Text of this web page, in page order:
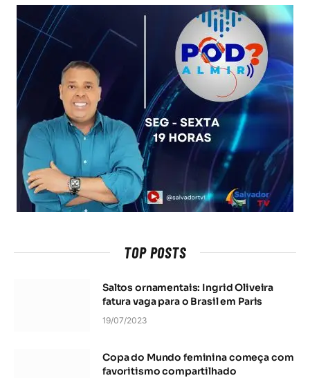
TOP POSTS
Saltos ornamentais: Ingrid Oliveira
fatura vaga para o Brasil em Paris
19/07/2023
Copa do Mundo feminina começa com
favoritismo compartilhado